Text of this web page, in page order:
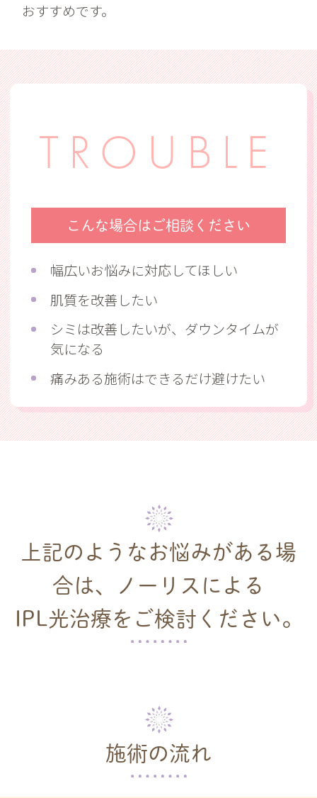
おすすめです。
TROUBLE
こんな場合はご相談ください
幅広いお悩みに対応してほしい
肌質を改善したい
シミは改善したいが、ダウンタイムが
気になる
痛みある施術はできるだけ避けたい
上記のようなお悩みがある場
合は、ノーリスによる
IPL光治療をご検討ください。
施術の流れ